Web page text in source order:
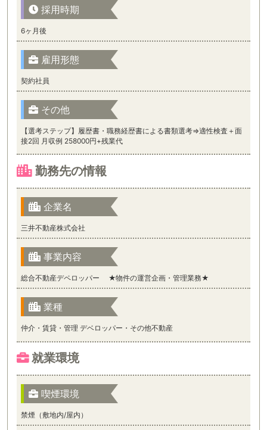
採用時期
6ヶ月後
雇用形態
契約社員
その他
【選考ステップ】履歴書・職務経歴書による書類選考⇒適性検査＋面
接2回 月収例 258000円+残業代
勤務先の情報
企業名
三井不動産株式会社
事業内容
総合不動産デペロッパー ★物件の運営企画・管理業務★
業種
仲介・賃貸・管理 デベロッパー・その他不動産
就業環境
喫煙環境
禁煙（敷地内/屋内）